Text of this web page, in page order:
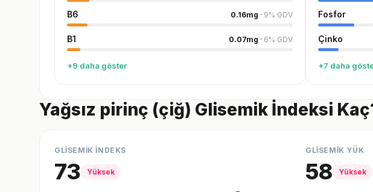
B6 0.16mg · 9% GDV
B1 0.07mg · 6% GDV
+9 daha göster
Fosfor
Çinko
+7 daha
Yağsız pirinç (çiğ) Glisemik İndeksi
GLİSEMİK İNDEKS
73 Yüksek
GLİSEMİK YÜK
58 Yüksek